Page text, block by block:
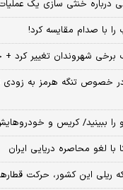
درباره خنثی سازی یک
را با صدام مقایسه کرد!
برخی شهروندان تغییر کرد +
در خصوص تنگه هرمز به زودی
را ببینید/ کریس و
لغو محاصره دریایی ایران
ریلی این کشور، حرکت